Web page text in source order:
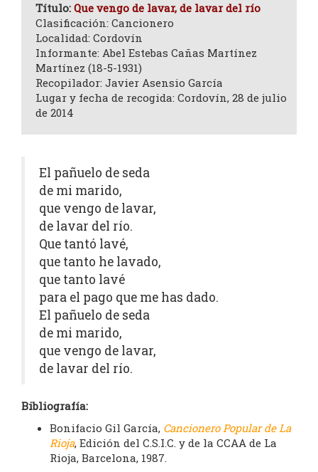
Título: Que vengo de lavar, de lavar del río
Clasificación: Cancionero
Localidad: Cordovín
Informante: Abel Estebas Cañas Martínez
Martínez (18-5-1931)
Recopilador: Javier Asensio García
Lugar y fecha de recogida: Cordovín, 28 de julio
de 2014
El pañuelo de seda
de mi marido,
que vengo de lavar,
de lavar del río.
Que tantó lavé,
que tanto he lavado,
que tanto lavé
para el pago que me has dado.
El pañuelo de seda
de mi marido,
que vengo de lavar,
de lavar del río.
Bibliografía:
Bonifacio Gil García, Cancionero Popular de La
Rioja, Edición del C.S.I.C. y de la CCAA de La
Rioja, Barcelona, 1987.